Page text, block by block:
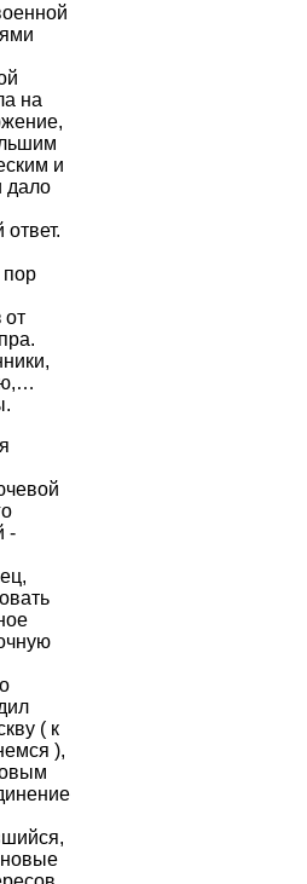
на
и
дало
пор
от
-
( к
),
новые